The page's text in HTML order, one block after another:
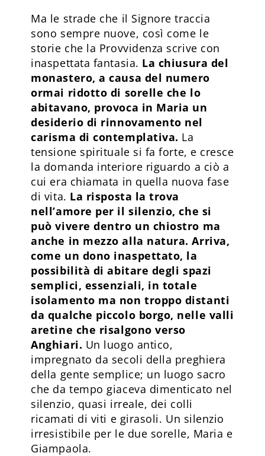
Ma le strade che il Signore traccia
sono sempre nuove, così come le
storie che la Provvidenza scrive con
inaspettata fantasia. La chiusura del
monastero, a causa del numero
ormai ridotto di sorelle che lo
abitavano, provoca in Maria un
desiderio di rinnovamento nel
carisma di contemplativa. La
tensione spirituale si fa forte, e cresce
la domanda interiore riguardo a ciò a
cui era chiamata in quella nuova fase
di vita. La risposta la trova
nell’amore per il silenzio, che si
può vivere dentro un chiostro ma
anche in mezzo alla natura. Arriva,
come un dono inaspettato, la
possibilità di abitare degli spazi
semplici, essenziali, in totale
isolamento ma non troppo distanti
da qualche piccolo borgo, nelle valli
aretine che risalgono verso
Anghiari. Un luogo antico,
impregnato da secoli della preghiera
della gente semplice; un luogo sacro
che da tempo giaceva dimenticato nel
silenzio, quasi irreale, dei colli
ricamati di viti e girasoli. Un silenzio
irresistibile per le due sorelle, Maria e
Giampaola.